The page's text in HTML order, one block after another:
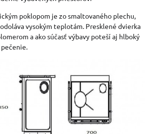
poklopom je zo smaltovaného plechu,
vysokým teplotám. Presklené dvierka
a ako súčasť výbavy poteší aj hlboký